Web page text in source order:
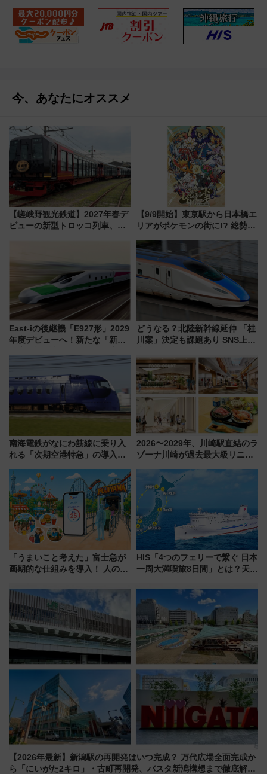
今、あなたにオススメ
【嵯峨野観光鉄道】2027年春デ
ビューの新型トロッコ列車、い
【9/9開始】東京駅から日本橋エ
リアがポケモンの街に!? 総勢
リサーチ」本格謎解き・グッズ
情報まとめ
East-iの後継機「E927形」2029
年度デビューへ！新たな「新幹
説【JR東日本】
どうなる？北陸新幹線延伸 「桂
川案」決定も課題あり SNS上の
南海電鉄がなにわ筋線に乗り入
れる「次期空港特急」の導入を
日本初の鉄道デザイン
2026〜2029年、川崎駅直結のラ
ゾーナ川崎が過去最大級リニュ
「いつから何が変わるか」徹底
解説！
「うまいこと考えた」富士急が
画期的な仕組みを導入！ 人のか
ん」始動
HIS「4つのフェリーで繋ぐ 日本
一周大満喫旅8日間」とは？天橋
の絶景＆限定グルメを網羅！煩
雑な手続きも不要でお手軽に楽
しめるプランが登場
【2026年最新】新潟駅の再開発はいつ完成？ 万代広場全面完成か
ら「にいがた2キロ」・古町再開発、バスタ新潟構想まで徹底解